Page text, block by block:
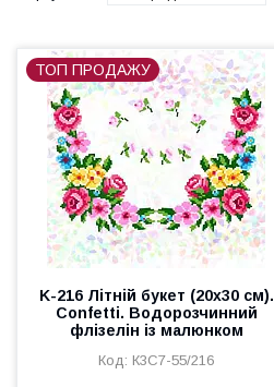
ТОП ПРОДАЖУ
K-216 Літній букет (20х30 см).
Confetti. Водорозчинний
флізелін із малюнком
К3С7-55/216